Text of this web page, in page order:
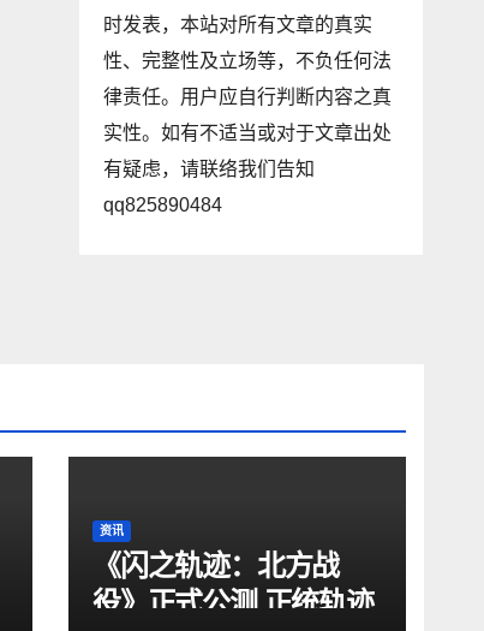
时发表，本站对所有文章的真实
性、完整性及立场等，不负任何法
律责任。用户应自行判断内容之真
实性。如有不适当或对于文章出处
有疑虑，请联络我们告知
qq825890484
资讯
《闪之轨迹：北方战
役》正式公测 正统轨迹